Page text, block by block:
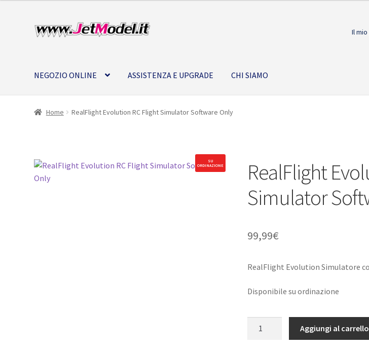
Vai
alla
Vai
al
Il
NEGOZIO ONLINE ASSISTENZA E UPGRADE CHI SIAMO
Home RealFlight Evolution RC Flight Simulator Software Only
SU
ORDINAZIONE
RealFlight
Simulator
99,99€
RealFlight Evolution Simulatore
Disponibile su ordinazione
Aggiungi al carrello